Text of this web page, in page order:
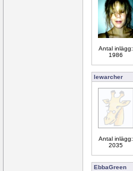
Antal inlägg:
1986
lewarcher
Antal inlägg:
2035
EbbaGreen